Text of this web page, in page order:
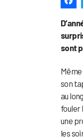
sont
Même
son
au
fouler
une
les